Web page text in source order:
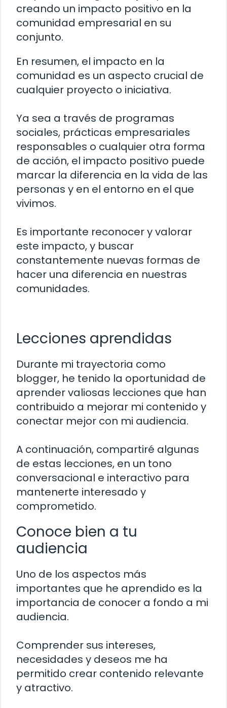
creando un impacto positivo en la
comunidad empresarial en su
conjunto.
En resumen, el impacto en la
comunidad es un aspecto crucial de
cualquier proyecto o iniciativa.
Ya sea a través de programas
sociales, prácticas empresariales
responsables o cualquier otra forma
de acción, el impacto positivo puede
marcar la diferencia en la vida de las
personas y en el entorno en el que
vivimos.
Es importante reconocer y valorar
este impacto, y buscar
constantemente nuevas formas de
hacer una diferencia en nuestras
comunidades.
Lecciones aprendidas
Durante mi trayectoria como
blogger, he tenido la oportunidad de
aprender valiosas lecciones que han
contribuido a mejorar mi contenido y
conectar mejor con mi audiencia.
A continuación, compartiré algunas
de estas lecciones, en un tono
conversacional e interactivo para
mantenerte interesado y
comprometido.
Conoce bien a tu
audiencia
Uno de los aspectos más
importantes que he aprendido es la
importancia de conocer a fondo a mi
audiencia.
Comprender sus intereses,
necesidades y deseos me ha
permitido crear contenido relevante
y atractivo.